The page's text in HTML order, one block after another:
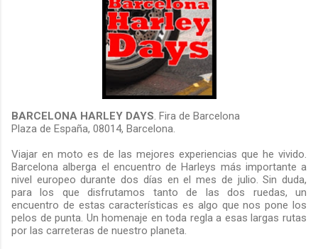
BARCELONA HARLEY DAYS. Fira de Barcelona
Plaza de España, 08014, Barcelona.
Viajar en moto es de las mejores experiencias que he vivido.
Barcelona alberga el encuentro de Harleys más importante a
nivel europeo durante dos días en el mes de julio. Sin duda,
para los que disfrutamos tanto de las dos ruedas, un
encuentro de estas características es algo que nos pone los
pelos de punta. Un homenaje en toda regla a esas largas rutas
por las carreteras de nuestro planeta.